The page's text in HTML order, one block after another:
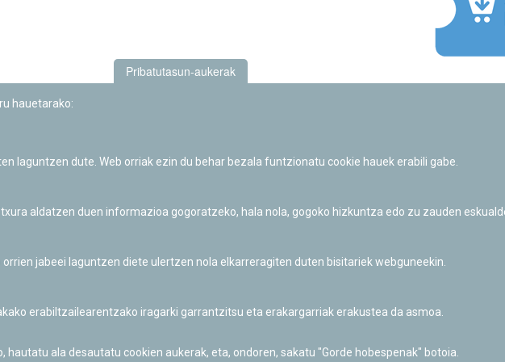
Pribatutasun-aukerak
hauetarako:
laguntzen dute. Web orriak ezin du behar bezala funtzionatu cookie hauek erabili gabe.
aldatzen duen informazioa gogoratzeko, hala nola, gogoko hizkuntza edo zu zauden
jabeei laguntzen diete ulertzen nola elkarreragiten duten bisitariek webguneekin.
erabiltzailearentzako iragarki garrantzitsu eta erakargarriak erakustea da asmoa.
ala desautatu cookien aukerak, eta, ondoren, sakatu "Gorde hobespenak" botoia.